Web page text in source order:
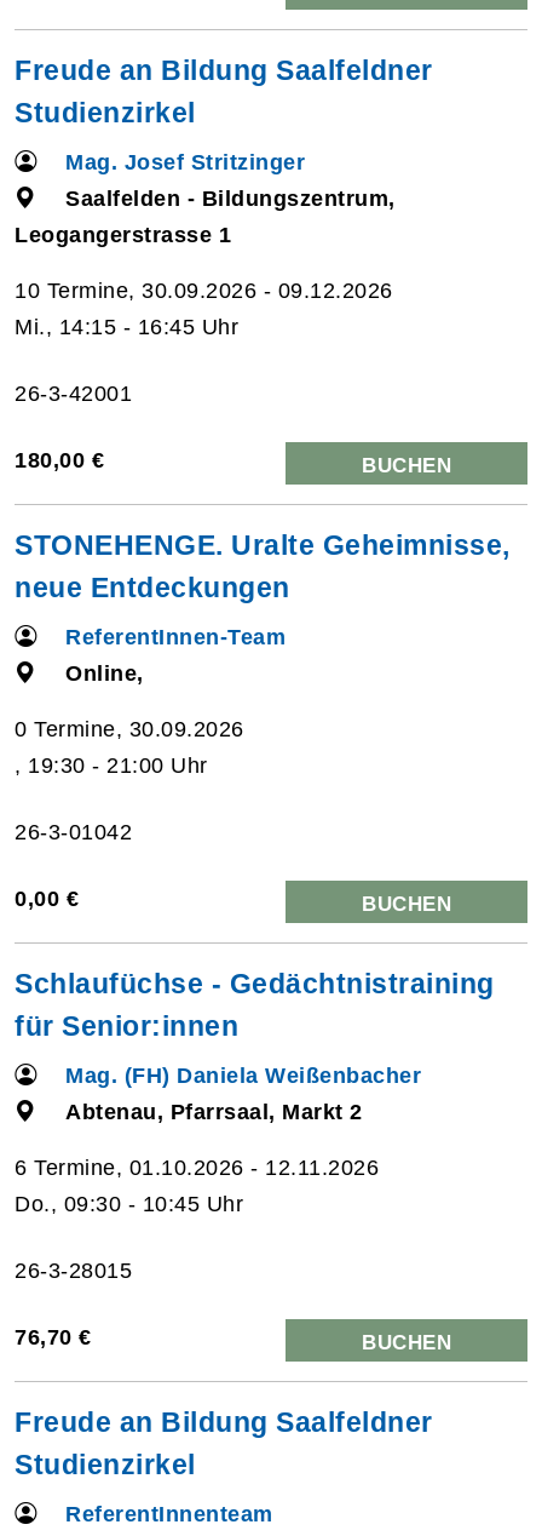
Freude an Bildung Saalfeldner
Studienzirkel
Mag. Josef Stritzinger
Saalfelden - Bildungszentrum,
Leogangerstrasse 1
10 Termine, 30.09.2026 - 09.12.2026
Mi., 14:15 - 16:45 Uhr
26-3-42001
180,00 € BUCHEN
STONEHENGE. Uralte Geheimnisse,
neue Entdeckungen
ReferentInnen-Team
Online,
0 Termine, 30.09.2026
, 19:30 - 21:00 Uhr
26-3-01042
0,00 € BUCHEN
Schlaufüchse - Gedächtnistraining
für Senior:innen
Mag. (FH) Daniela Weißenbacher
Abtenau, Pfarrsaal, Markt 2
6 Termine, 01.10.2026 - 12.11.2026
Do., 09:30 - 10:45 Uhr
26-3-28015
76,70 € BUCHEN
Freude an Bildung Saalfeldner
Studienzirkel
ReferentInnenteam